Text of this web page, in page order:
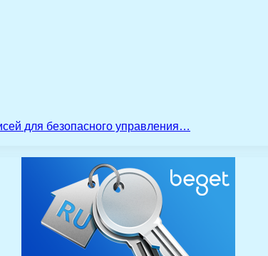
для безопасного управления…